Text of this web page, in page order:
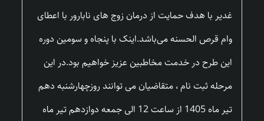
غدیر با هدف حمایت از درمان زوج های نابارور با اعطای
وام قرص الحسنه می‌باشد.اینک با پنجاه و سومین دوره
این طرح در خدمت مخاطبین عزیز خواهیم بود.در این
مرحله ثبت نام ، متقاضیان می توانند روزچهارشنبه دهم
تیر ماه 1405 از ساعت 12 الی جمعه دوازدهم تیر ماه